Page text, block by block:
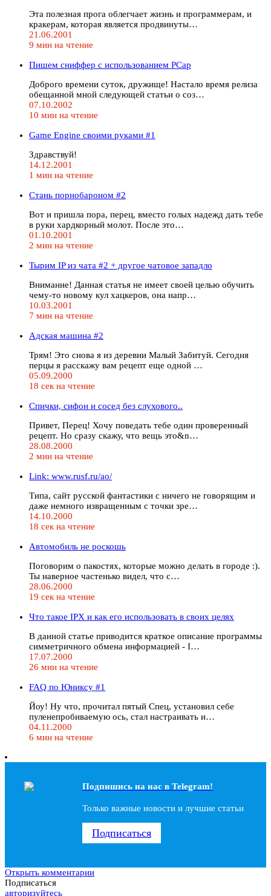
Эта полезная прога облегчает жизнь и программерам, и
кракерам, которая является продвинуты…
21.06.2001
9 мин на чтение
Пишем сниффер с использованием PCap
Доброго времени суток, дружище! Настало время релиза
обещанной мной следующей статьи о соз…
07.10.2002
10 мин на чтение
Game Engine своими руками #1
Здравствуй!
14.12.2001
1 мин на чтение
Стань порнобароном #2
Вот и пришла пора, перец, вместо голых надежд дать тебе
в руки хардкорный молот. После это…
01.10.2001
2 мин на чтение
Тырим IP из чата #2 + другое чатовое западло
Внимание! Данная статья не имеет своей целью обучить
чему-то новому кул хацкеров, она напр…
10.03.2001
7 мин на чтение
Адская машина #2
Трям! Это снова я из деревни Малый Забитуй. Сегодня
перцы я расскажу вам рецепт еще одной …
05.09.2000
18 сек на чтение
Спички, сифон и сосед без слухового..
Привет, Перец! Хочу поведать тебе один проверенный
рецепт. Но сразу скажу, что вещь это&n…
28.08.2000
2 мин на чтение
Link: www.rusf.ru/ao/
Типа, сайт русской фантастики с ничего не говорящим и
даже немного извращенным с точки зре…
14.10.2000
18 сек на чтение
Автомобиль не роскошь
Поговорим о пакостях, которые можно делать в городе :).
Ты наверное частенько видел, что с…
28.06.2000
19 сек на чтение
Что такое IPX и как его использовать в своих целях
В данной статье приводится краткое описание программы
симметричного обмена информацией - I…
17.07.2000
26 мин на чтение
FAQ по Юниксу #1
Йоу! Ну что, прочитал пятый Спец, установил себе
пуленепробиваемую ось, стал настраивать и…
04.11.2000
6 мин на чтение
Подпишись на наc в Telegram!
Только важные новости и лучшие статьи
Подписаться
Открыть комментарии
Подписаться
авторизуйтесь